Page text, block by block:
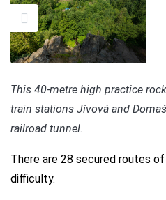
This 40-metre high practice
train stations Jívová and
railroad tunnel.
There are 28 secured routes
difficulty.